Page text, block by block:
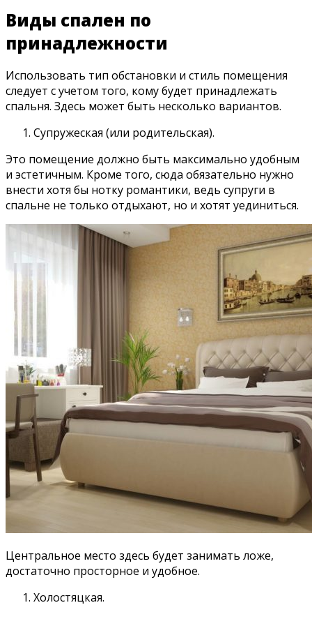
Виды спален по
принадлежности
Использовать тип обстановки и стиль помещения
следует с учетом того, кому будет принадлежать
спальня. Здесь может быть несколько вариантов.
Супружеская (или родительская).
Это помещение должно быть максимально удобным
и эстетичным. Кроме того, сюда обязательно нужно
внести хотя бы нотку романтики, ведь супруги в
спальне не только отдыхают, но и хотят уединиться.
Центральное место здесь будет занимать ложе,
достаточно просторное и удобное.
Холостяцкая.